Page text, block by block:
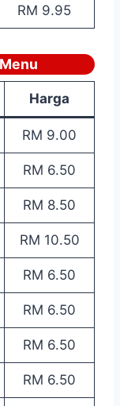
RM 9.95
Harga
RM 9.00
RM 6.50
RM 8.50
RM 10.50
RM 6.50
RM 6.50
RM 6.50
RM 6.50